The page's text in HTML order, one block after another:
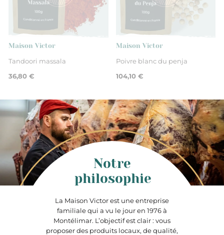
Maison Victor
Tandoori massala
36,80 €
Maison Victor
Poivre blanc du penja
104,10 €
La Maison Victor est une entreprise
familiale qui a vu le jour en 1976 à
Montélimar. L’objectif est clair : vous
proposer des produits locaux, de qualité,
Notre
philosophie